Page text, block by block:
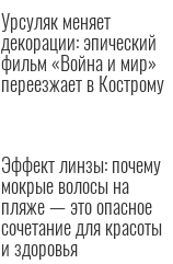
Урсуляк меняет
декорации: эпический
фильм «Война и мир»
переезжает в Кострому
Эффект линзы: почему
мокрые волосы на
пляже — это опасное
сочетание для красоты
и здоровья